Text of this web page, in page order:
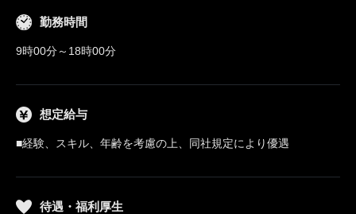
勤務時間
9時00分～18時00分
想定給与
■経験、スキル、年齢を考慮の上、同社規定により優遇
待遇・福利厚生